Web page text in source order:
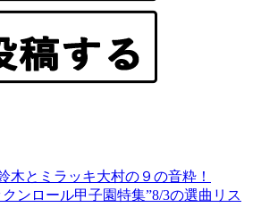
木とミラッキ大村の９の音粋！
クンロール甲子園特集”8/3の選曲リス